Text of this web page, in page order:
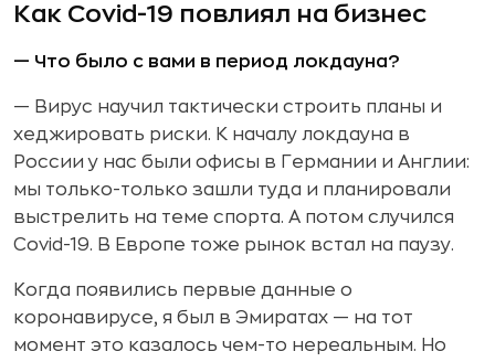
Как Covid-19 повлиял на бизнес
— Что было с вами в период локдауна?
— Вирус научил тактически строить планы и
хеджировать риски. К началу локдауна в
России у нас были офисы в Германии и Англии:
мы только-только зашли туда и планировали
выстрелить на теме спорта. А потом случился
Covid-19. В Европе тоже рынок встал на паузу.
Когда появились первые данные о
коронавирусе, я был в Эмиратах — на тот
момент это казалось чем-то нереальным. Но